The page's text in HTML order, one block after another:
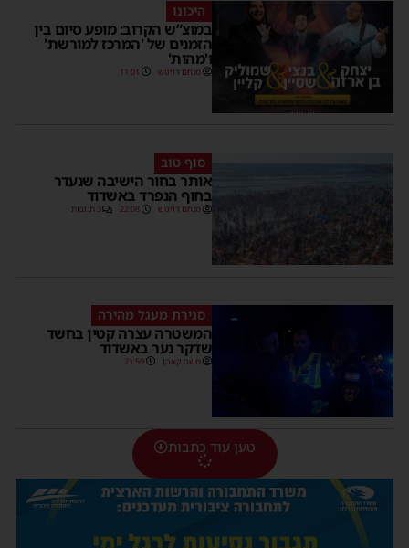
היכונו
במוצ”ש הקרוב: מופע סיום בין
הזמנים של 'המרכז למורשת'
ו'מהות'
מנחם דויטש 11:01
סוף טוב
אותר בחור הישיבה שנעדר
בחוף הנפרד באשדוד
מנחם דויטש 22:08 3 תגובות
סגירת מעגל מהירה
המשטרה עצרה קטין בחשד
שדקר נער באשדוד
משה קאהן 21:59
טען עוד כתבות